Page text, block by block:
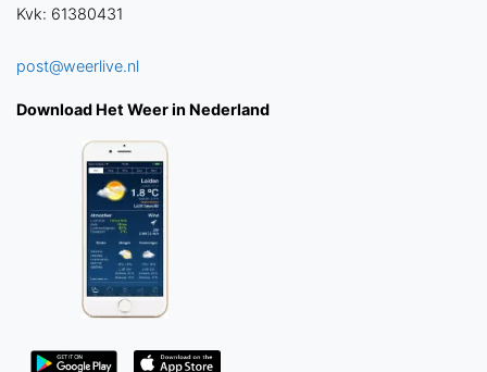
Kvk: 61380431
post@weerlive.nl
Download Het Weer in Nederland